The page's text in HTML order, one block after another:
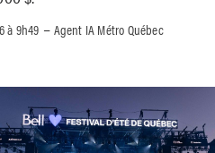
à 9h49 –Agent IA Métro Québec